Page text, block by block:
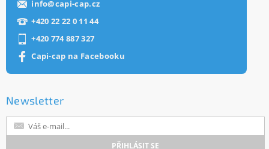
info@capi-cap.cz
+420 22 22 0 11 44
+420 774 887 327
Capi-cap na Facebooku
Newsletter